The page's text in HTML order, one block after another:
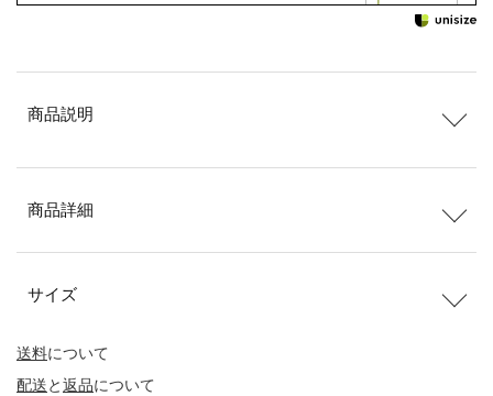
送料について
配送と返品について
商品説明
商品詳細
サイズ